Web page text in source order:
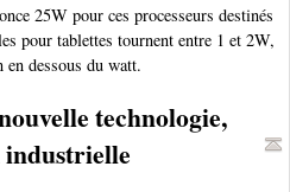
25W pour ces processeurs destinés
pour tablettes tournent entre 1 et 2W,
en dessous du watt.
technologie,
industrielle